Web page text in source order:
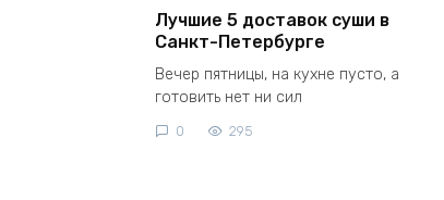
Лучшие 5 доставок суши в
Санкт-Петербурге
Вечер пятницы, на кухне пусто, а
готовить нет ни сил
0 295